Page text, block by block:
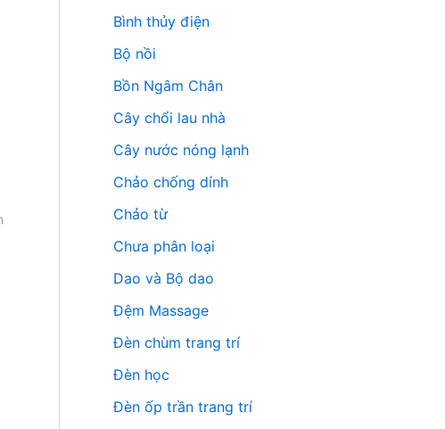
Bình thủy điện
Bộ nồi
Bồn Ngâm Chân
Cây chổi lau nhà
Cây nước nóng lạnh
Chảo chống dính
Chảo từ
Chưa phân loại
Dao và Bộ dao
Đệm Massage
Đèn chùm trang trí
Đèn học
Đèn ốp trần trang trí